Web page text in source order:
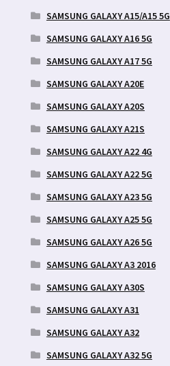
SAMSUNG GALAXY A15/A15 5G
SAMSUNG GALAXY A16 5G
SAMSUNG GALAXY A17 5G
SAMSUNG GALAXY A20E
SAMSUNG GALAXY A20S
SAMSUNG GALAXY A21S
SAMSUNG GALAXY A22 4G
SAMSUNG GALAXY A22 5G
SAMSUNG GALAXY A23 5G
SAMSUNG GALAXY A25 5G
SAMSUNG GALAXY A26 5G
SAMSUNG GALAXY A3 2016
SAMSUNG GALAXY A30S
SAMSUNG GALAXY A31
SAMSUNG GALAXY A32
SAMSUNG GALAXY A32 5G